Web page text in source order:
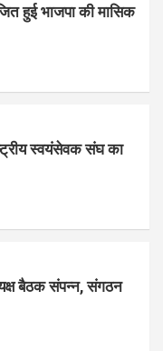
हुई भाजपा की मासिक
स्वयंसेवक संघ का
बैठक संपन्न, संगठन